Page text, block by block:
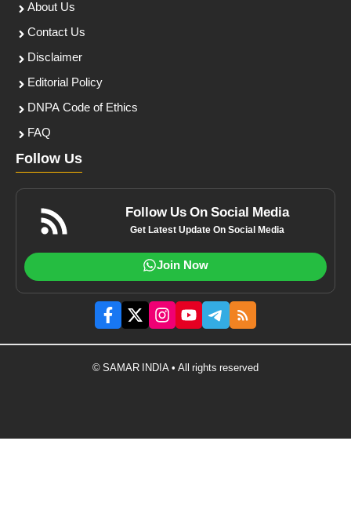
About Us
Contact Us
Disclaimer
Editorial Policy
DNPA Code of Ethics
FAQ
Follow Us
Follow Us On Social Media
Get Latest Update On Social Media
Join Now
© SAMAR INDIA • All rights reserved